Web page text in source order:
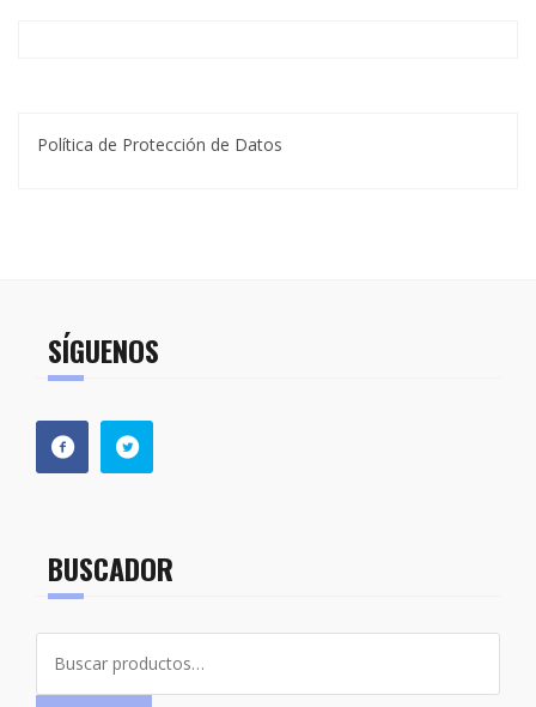
Política de Protección de Datos
SÍGUENOS
BUSCADOR
por: